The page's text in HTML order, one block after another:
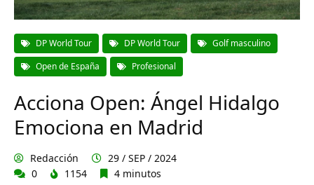
DP World Tour DP World Tour
Golf masculino
Open de España
Profesional
Acciona Open: Ángel Hidalgo
Emociona en Madrid
Redacción
29 / SEP / 2024
0
1154 4 minutos